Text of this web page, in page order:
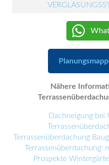
Nähere
Dachneigung bei
Terrassenüberdachung
Terrassenüberdachung:
Prospekte